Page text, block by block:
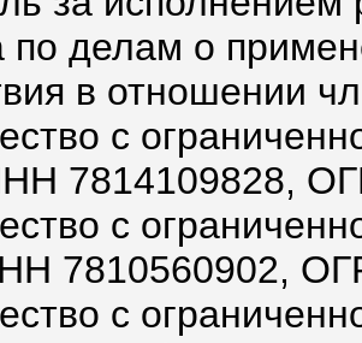
по делам о
в отношении
с
7814109828,
с
7810560902,
с